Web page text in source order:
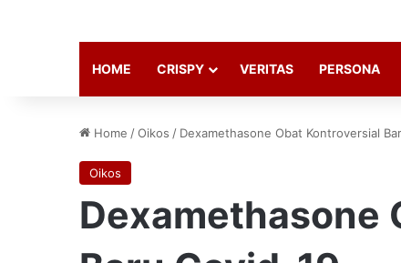
HOME CRISPY VERITAS PERSONA
Home /Oikos / Dexamethasone Obat Kontroversial
Oikos
Dexamethasone